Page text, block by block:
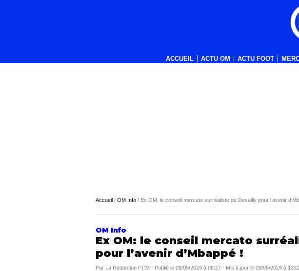
ACCUEIL ACTU OM ACTU FOOT
Accueil / OM Info / Ex OM: le conseil mercato surréaliste de Desailly pour l’avenir
OM Info
Ex OM: le conseil mercato
pour l’avenir d’Mbappé !
Par La Redaction FCM - Publié le 09/05/2024 à 09:27 - Mis à jour le 09/05/2024 à